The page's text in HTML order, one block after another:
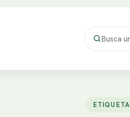
ETIQUETA